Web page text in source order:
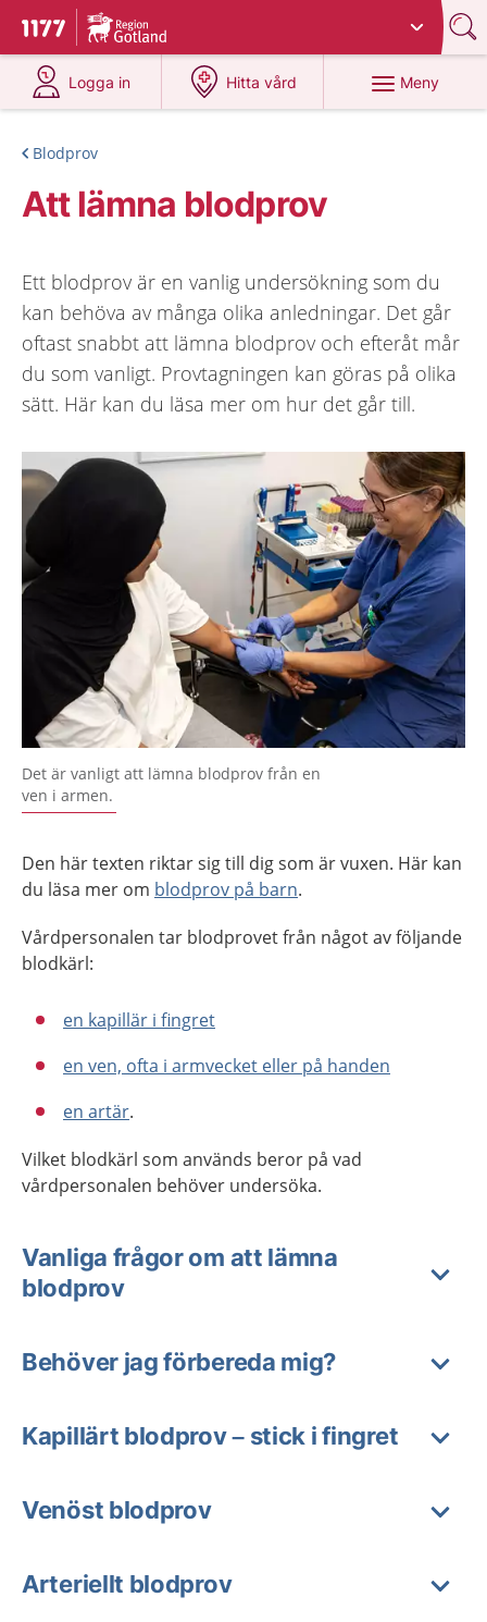
Till startsidan för 1177
Du har valt region
Logga in
på 1177.se
Hitta vård
på 1177.se
Meny
Blodprov
Att lämna blodprov
Ett blodprov är en vanlig undersökning som du
kan behöva av många olika anledningar. Det går
oftast snabbt att lämna blodprov och efteråt mår
du som vanligt. Provtagningen kan göras på olika
sätt. Här kan du läsa mer om hur det går till.
Det är vanligt att lämna blodprov från en
ven i armen.
Den här texten riktar sig till dig som är vuxen. Här kan
du läsa mer om blodprov på barn.
Vårdpersonalen tar blodprovet från något av följande
blodkärl:
en kapillär ­i fingret
en ven, ofta i armvecket eller på handen
en artär.
Vilket blodkärl som används beror på vad
vårdpersonalen behöver undersöka.
Vanliga frågor om att lämna
blodprov
Behöver jag förbereda mig?
Kapillärt blodprov – stick i fingret
Venöst blodprov
Arteriellt blodprov